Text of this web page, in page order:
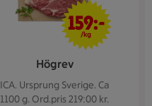
Högrev
ICA. Ursprung Sverige. Ca
1100 g. Ord.pris 219:00 kr.
159 kr/kg
159:-
/kg